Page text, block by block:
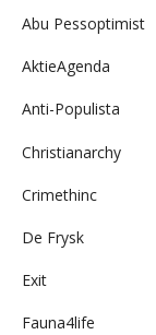
Abu Pessoptimist
AktieAgenda
Anti-Populista
Christianarchy
Crimethinc
De Frysk
Exit
Fauna4life